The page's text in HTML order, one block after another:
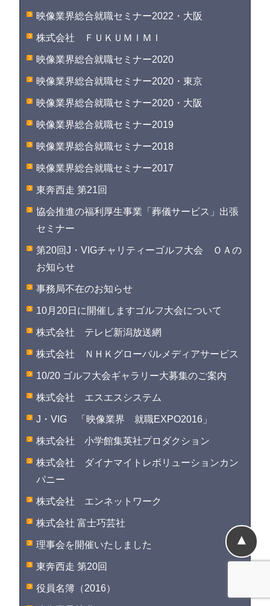
映像業界総合就職セミナー2022・大阪
株式会社 ＦＵＫＵＭＩＭＩ
映像業界総合就職セミナー2020
映像業界総合就職セミナー2020・東京
映像業界総合就職セミナー2020・大阪
映像業界総合就職セミナー2019
映像業界総合就職セミナー2018
映像業界総合就職セミナー2017
東奔西走 第21回
協会推進の福利厚生事業「葬儀サービス」出張
セミナー
第20回J・VIGチャリティーゴルフ大会 ＯＡの
お知らせ
事務局不在のお知らせ
10月20日に開催しますゴルフ大会について
株式会社 テレビ新潟放送網
株式会社 ＮＨＫグローバルメディアサービス
10/20 ゴルフ大会ギャラリー大募集のご案内
株式会社 エスエスシステム
J・VIG 「映像業界 就職EXPO2016」
株式会社 小学館集英社プロダクション
株式会社 ダイナマイトレボリューションカン
パニー
株式会社 エンネットワーク
株式会社 富士巧芸社
理事会を開催いたしました
東奔西走 第20回
役員名簿（2016）
▲